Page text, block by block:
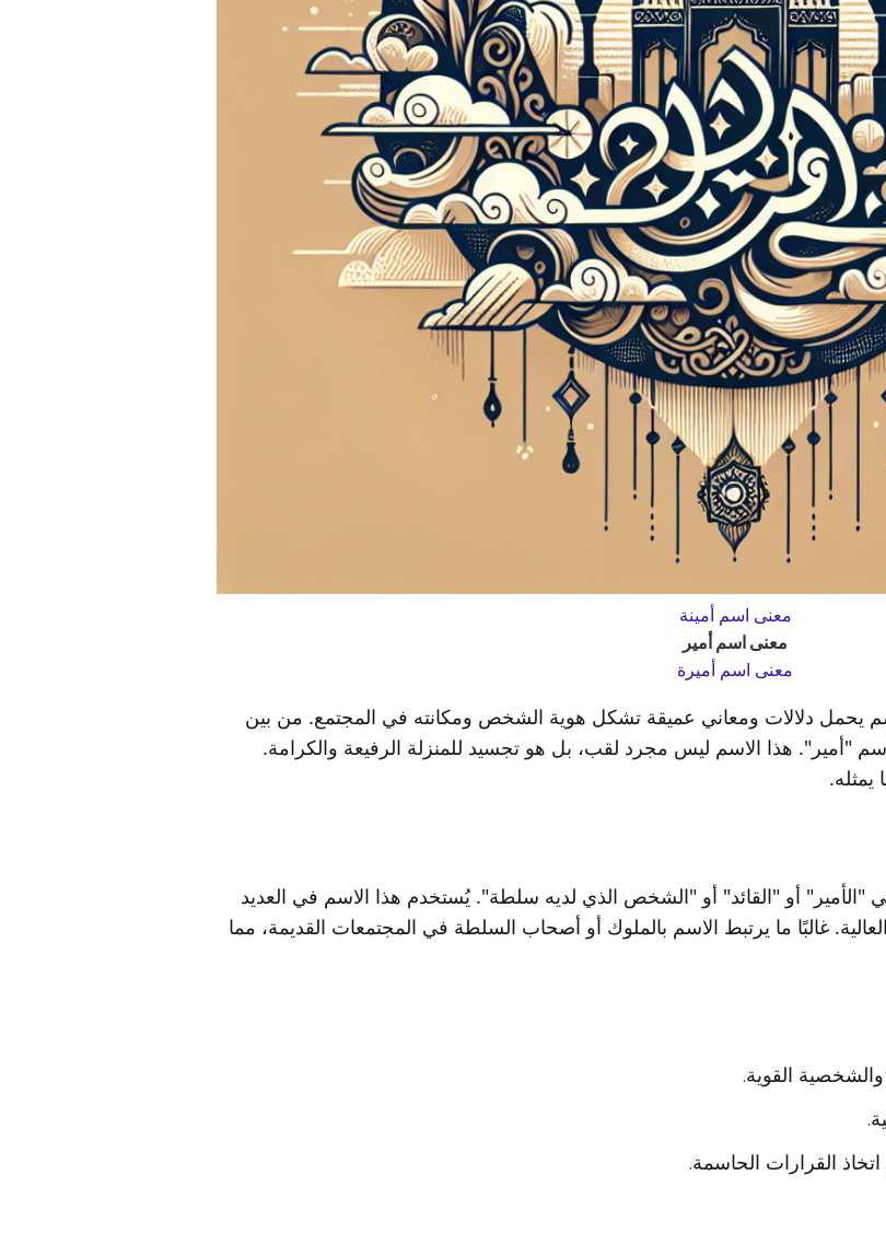
معنى اسم أمينة
معنى اسم أمير
معنى اسم أميرة
يحمل دلالات ومعاني عميقة تشكل هوية الشخص ومكانته في المجتمع. من بين
اسم "أمير". هذا الاسم ليس مجرد لقب، بل هو تجسيد للمنزلة الرفيعة والكرامة.
"الأمير" أو "القائد" أو "الشخص الذي لديه سلطة". يُستخدم هذا الاسم في العديد
غالبًا ما يرتبط الاسم بالملوك أو أصحاب السلطة في المجتمعات القديمة، مما
القوية.
القرارات الحاسمة.